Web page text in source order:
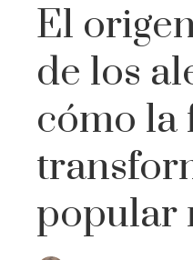
El
de los
cómo la
popular